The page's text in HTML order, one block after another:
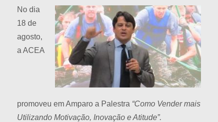
No dia
18 de
agosto,
a ACEA
promoveu em Amparo a Palestra “Como Vender mais
Utilizando Motivação, Inovação e Atitude”.